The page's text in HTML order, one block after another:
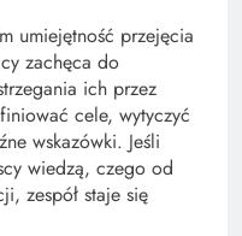
umiejętność przejęcia
zachęca do
ich przez
cele, wytyczyć
wskazówki. Jeśli
wiedzą, czego od
zespół staje się